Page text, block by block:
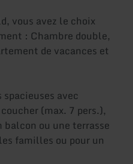
vous avez le choix
: Chambre double,
de vacances et
spacieuses avec
(max. 7 pers.),
ou une terrasse
familles ou pour un